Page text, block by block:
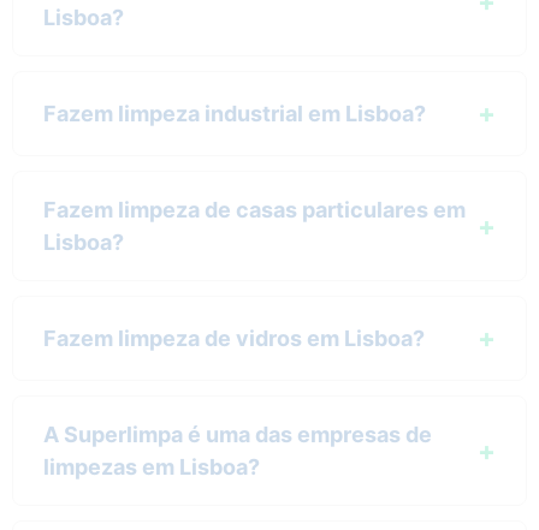
Lisboa?
Fazem limpeza industrial em Lisboa?
Fazem limpeza de casas particulares em
Lisboa?
Fazem limpeza de vidros em Lisboa?
A Superlimpa é uma das empresas de
limpezas em Lisboa?